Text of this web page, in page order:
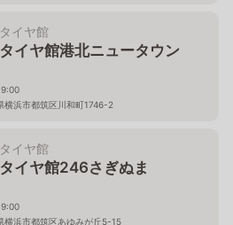
タイヤ館
タイヤ館港北ニュータウン
横浜市都筑区川和町1746-2
タイヤ館
タイヤ館246さぎぬま
横浜市都筑区あゆみが丘5-15